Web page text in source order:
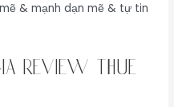
& mạnh dạn mẽ & tự tin
review thuê